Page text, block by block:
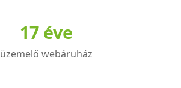
választhatók
ki
17 éve
üzemelő webáruház